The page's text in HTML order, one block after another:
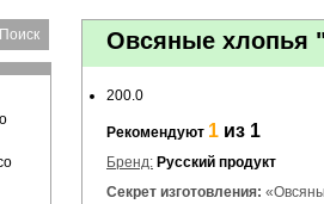
Овсяные хлопья
200.0
Рекомендуют 1 из 1
Бренд: Русский продукт
Секрет изготовления: